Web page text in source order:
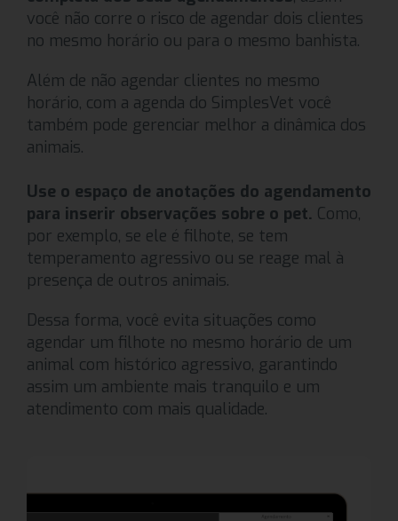
você não corre o risco de agendar dois clientes
no mesmo horário ou para o mesmo banhista.
Além de não agendar clientes no mesmo
horário, com a agenda do SimplesVet você
também pode gerenciar melhor a dinâmica dos
animais.
Use o espaço de anotações do agendamento
para inserir observações sobre o pet. Como,
por exemplo, se ele é filhote, se tem
temperamento agressivo ou se reage mal à
presença de outros animais.
Dessa forma, você evita situações como
agendar um filhote no mesmo horário de um
animal com histórico agressivo, garantindo
assim um ambiente mais tranquilo e um
atendimento com mais qualidade.